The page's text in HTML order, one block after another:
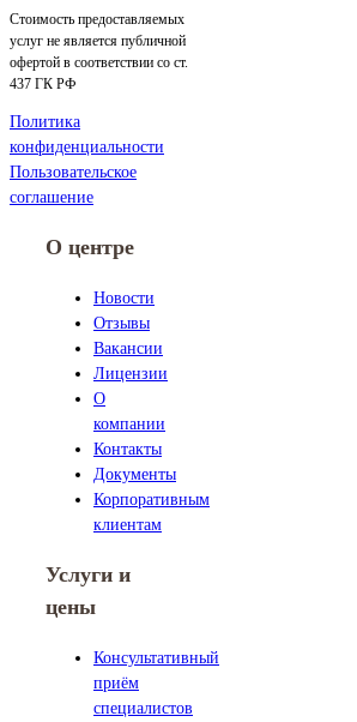
Стоимость предоставляемых
услуг не является публичной
офертой в соответствии со ст.
437 ГК РФ
Политика
конфиденциальности
Пользовательское
соглашение
О центре
Новости
Отзывы
Вакансии
Лицензии
О
компании
Контакты
Документы
Корпоративным
клиентам
Услуги и
цены
Консультативный
приём
специалистов